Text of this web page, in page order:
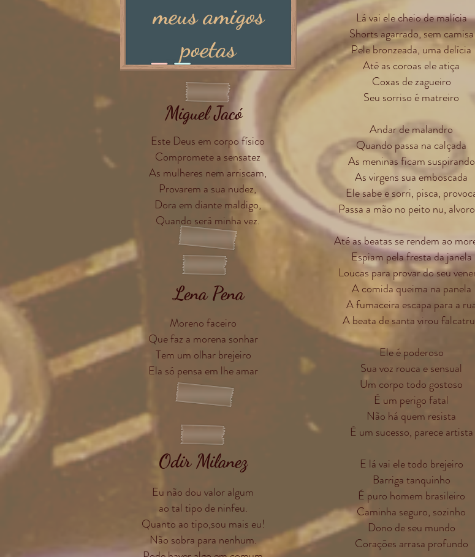
meus amigos
poetas
Miguel Jacó
Este Deus em corpo físico
Compromete a sensatez
As mulheres nem arriscam,
Provarem a sua nudez,
Dora em diante maldigo,
Quando será minha vez.
Lena Pena
Moreno faceiro
Que faz a morena sonhar
Tem um olhar brejeiro
Ela só pensa em lhe amar
Odir Milanez
Eu não dou valor algum
ao tal tipo de ninfeu.
Quanto ao tipo,sou mais eu!
Não sobra para nenhum.
Lá vai ele cheio de malícia
Shorts agarrado, sem camisa
Pele bronzeada, uma delícia
Até as coroas ele atiça
Coxas de zagueiro
Seu sorriso é matreiro
Andar de malandro
Quando passa na calçada
As meninas ficam suspirando
As virgens sua emboscada
Ele sabe e sorri, pisca,
Passa a mão no peito nu,
Até as beatas se rendem ao
Espiam pela fresta da janela
Loucas para provar do seu
A comida queima na panela
A fumaceira escapa para a
A beata de santa virou
Ele é poderoso
Sua voz rouca e sensual
Um corpo todo gostoso
É um perigo fatal
Não há quem resista
É um sucesso, parece artista
E lá vai ele todo brejeiro
Barriga tanquinho
É puro homem brasileiro
Caminha seguro, sozinho
Dono de seu mundo
Corações arrasa profundo